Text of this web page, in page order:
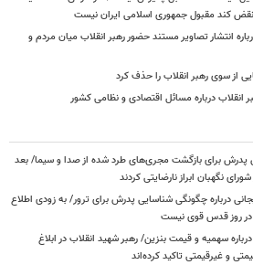
کند مقبول جمهوری اسلامی ایران نیست
انتشار تصاویر مستند حضور رهبر انقلاب میان مردم و
از سوی رهبر انقلاب را حذف کرد
انقلاب درباره مسائل اقتصادی و نظامی کشور
پدرش برای بازگشت مجری‌های طرد شده از صدا و سیما/ بعد
درباره چگونگی شناسایی پدرش برای ترور/ به زودی اطلاع
روز قدس قوی نیست
سهمیه و قیمت بنزین/ رهبر شهید انقلاب در ابلاغ
و غیرقیمتی تاکید کرده‌اند